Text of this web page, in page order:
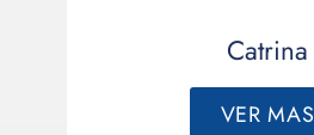
Catrina
VER MAS